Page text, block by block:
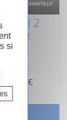
LCI 2
SPORT
€
si